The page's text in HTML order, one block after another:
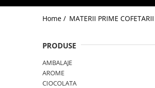
GLAZURI, UMPLUTURI, CREME
USTENSILE SI FORME SILICON
FRISCA, UNT, LAPTE CONDENSAT
Home / MATERII PRIME COFETARII
PRODUSE
AMBALAJE
AROME
CIOCOLATA